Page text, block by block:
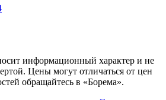
информационный характер и не
Цены могут отличаться от цен
обращайтесь в «Борема».